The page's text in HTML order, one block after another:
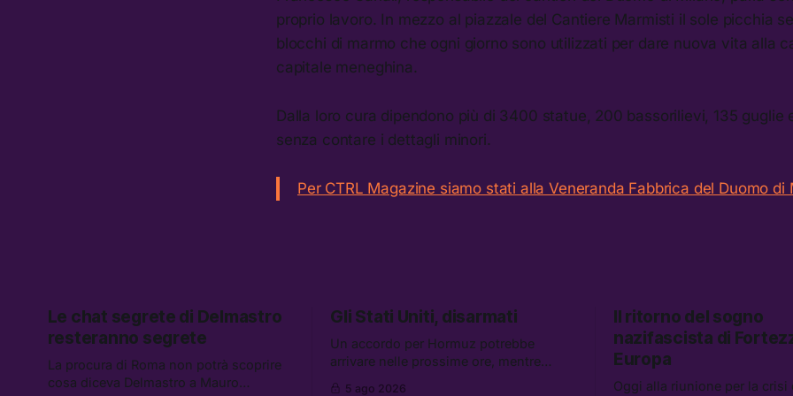
proprio lavoro. In mezzo al piazzale del Cantiere Marmisti il sole picchia
blocchi di marmo che ogni giorno sono utilizzati per dare nuova vita alla
capitale meneghina.
Dalla loro cura dipendono più di 3400 statue, 200 bassorilievi, 135 guglie
senza contare i dettagli minori.
Per CTRL Magazine siamo stati alla Veneranda Fabbrica del Duomo di
Le chat segrete di Delmastro
resteranno segrete
La procura di Roma non potrà scoprire
cosa diceva Delmastro a Mauro
Gli Stati Uniti, disarmati
Un accordo per Hormuz potrebbe
arrivare nelle prossime ore, mentre
5 ago 2026
Il ritorno del sogno
nazifascista di
Europa
Oggi alla riunione per la crisi